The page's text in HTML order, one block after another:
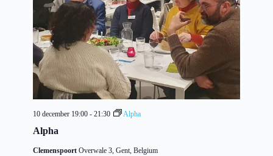
Alpha
10 december 19:00 - 21:30 Alpha
Clemenspoort Overwale 3, Gent, Belgium